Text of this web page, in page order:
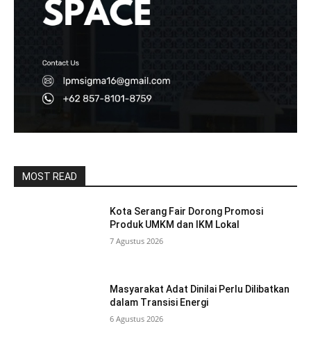
MOST READ
Kota Serang Fair Dorong Promosi
Produk UMKM dan IKM Lokal
7 Agustus 2026
Masyarakat Adat Dinilai Perlu Dilibatkan
dalam Transisi Energi
6 Agustus 2026